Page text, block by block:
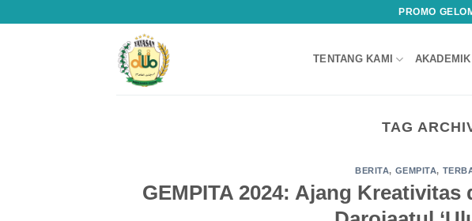
PROMO
TENTANG KAMI AKADEMIK
TAG
BERITA, GEMPITA,
GEMPITA 2024: Ajang Kreativitas